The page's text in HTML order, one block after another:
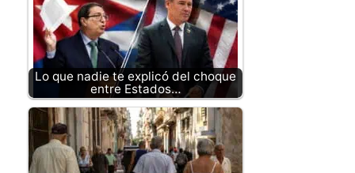
Lo que nadie te explicó del choque
entre Estados…